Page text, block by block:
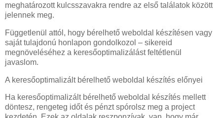
meghatározott kulcsszavakra rendre az első találatok között
jelennek meg.
Függetlenül attól, hogy bérelhető weboldal készítésen vagy
saját tulajdonú honlapon gondolkozol – sikereid
megnöveléséhez a keresőoptimalizálást feltétlenül
javaslom.
A keresőoptimalizált bérelhető weboldal készítés előnyei
Ha keresőoptimalizált bérelhető weboldal készítés mellett
döntesz, rengeteg időt és pénzt spórolsz meg a project